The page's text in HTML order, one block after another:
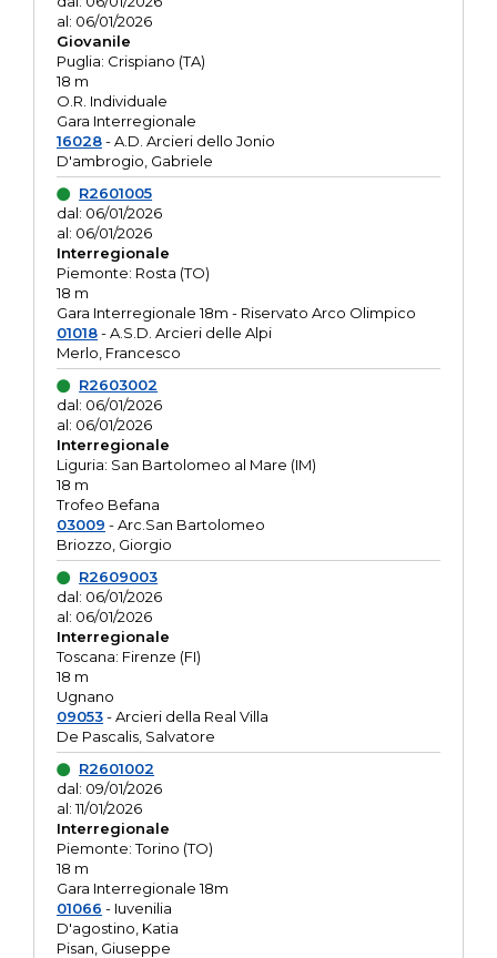
al: 06/01/2026
Giovanile
Puglia: Crispiano (TA)
18 m
O.R. Individuale
Gara Interregionale
16028- A.D. Arcieri dello Jonio
D'ambrogio, Gabriele
R2601005
dal: 06/01/2026
al: 06/01/2026
Interregionale
Piemonte: Rosta (TO)
18 m
Gara Interregionale 18m - Riservato Arco Olimpico
01018- A.S.D. Arcieri delle Alpi
Merlo, Francesco
R2603002
dal: 06/01/2026
al: 06/01/2026
Interregionale
Liguria: San Bartolomeo al Mare (IM)
18 m
Trofeo Befana
03009 - Arc.San Bartolomeo
Briozzo, Giorgio
R2609003
dal: 06/01/2026
al: 06/01/2026
Interregionale
Toscana: Firenze (FI)
18 m
Ugnano
09053- Arcieri della Real Villa
De Pascalis, Salvatore
R2601002
dal: 09/01/2026
al: 11/01/2026
Interregionale
Piemonte: Torino (TO)
18 m
Gara Interregionale 18m
01066 - Iuvenilia
D'agostino, Katia
Pisan, Giuseppe